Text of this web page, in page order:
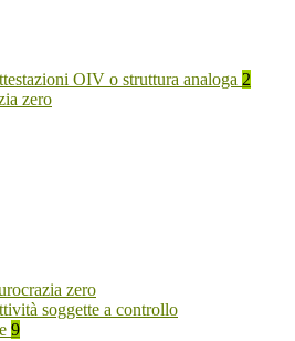
OIV o struttura analoga 2
zero
zero
soggette a controllo
9